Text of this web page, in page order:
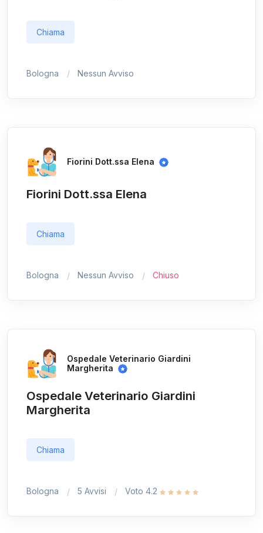
Chiama
Bologna Nessun Avviso
Fiorini Dott.ssa Elena
Fiorini Dott.ssa Elena
Chiama
Bologna Nessun Avviso Chiuso
Ospedale Veterinario Giardini
Margherita
Ospedale Veterinario Giardini
Margherita
Chiama
Bologna 5 Avvisi Voto 4.2